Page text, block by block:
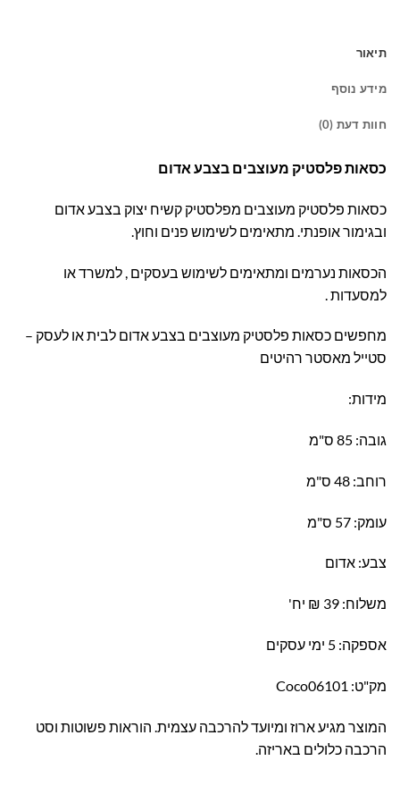
תיאור
מידע נוסף
חוות דעת (0)
כסאות פלסטיק מעוצבים בצבע אדום
כסאות פלסטיק מעוצבים מפלסטיק קשיח יצוק בצבע אדום
ובגימור אופנתי. מתאימים לשימוש פנים וחוץ.
הכסאות נערמים ומתאימים לשימוש בעסקים , למשרד או
למסעדות .
מחפשים כסאות פלסטיק מעוצבים בצבע אדום לבית או לעסק –
סטייל מאסטר רהיטים
מידות:
גובה: 85 ס"מ
רוחב: 48 ס"מ
עומק: 57 ס"מ
צבע: אדום
משלוח: 39 ₪ יח'
אספקה: 5 ימי עסקים
מק"ט: Coco06101
המוצר מגיע ארוז ומיועד להרכבה עצמית. הוראות פשוטות וסט
הרכבה כלולים באריזה.